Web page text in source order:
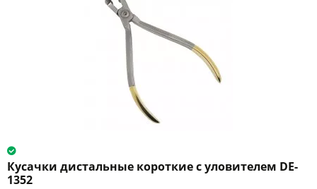
Кусачки дистальные короткие c уловителем DE-
1352